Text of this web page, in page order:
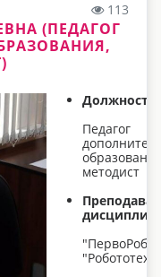
113
(ПЕДАГОГ
Педагог
методист